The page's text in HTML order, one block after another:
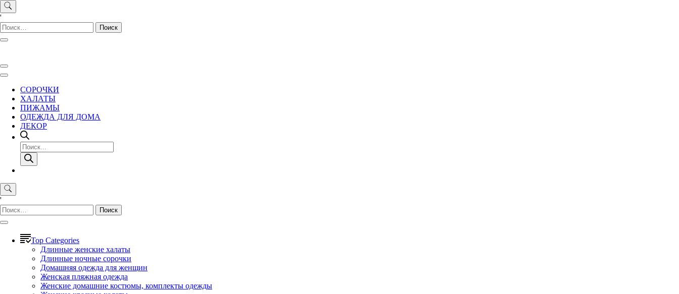
'
Найти:
СОРОЧКИ
ХАЛАТЫ
ПИЖАМЫ
ОДЕЖДА ДЛЯ ДОМА
ДЕКОР
Поиск
товаров
'
Найти:
Top Categories
Длинные женские халаты
Длинные ночные сорочки
Домашняя одежда для женщин
Женская пляжная одежда
Женские домашние костюмы, комплекты одежды